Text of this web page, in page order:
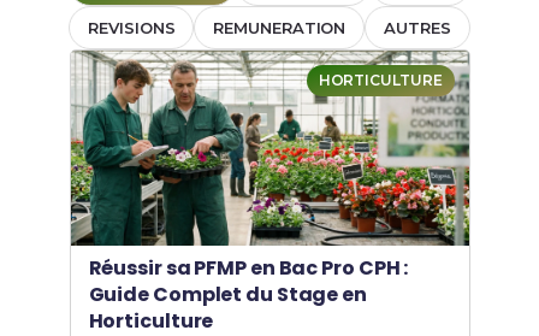
REVISIONS REMUNERATION AUTRES
HORTICULTURE
Réussir sa PFMP en Bac Pro CPH :
Guide Complet du Stage en
Horticulture